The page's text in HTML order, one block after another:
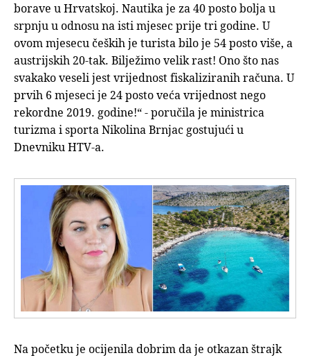
borave u Hrvatskoj. Nautika je za 40 posto bolja u
srpnju u odnosu na isti mjesec prije tri godine. U
ovom mjesecu čeških je turista bilo je 54 posto više, a
austrijskih 20-tak. Bilježimo velik rast! Ono što nas
svakako veseli jest vrijednost fiskaliziranih računa. U
prvih 6 mjeseci je 24 posto veća vrijednost nego
rekordne 2019. godine!“ - poručila je ministrica
turizma i sporta Nikolina Brnjac gostujući u
Dnevniku HTV-a.
Na početku je ocijenila dobrim da je otkazan štrajk